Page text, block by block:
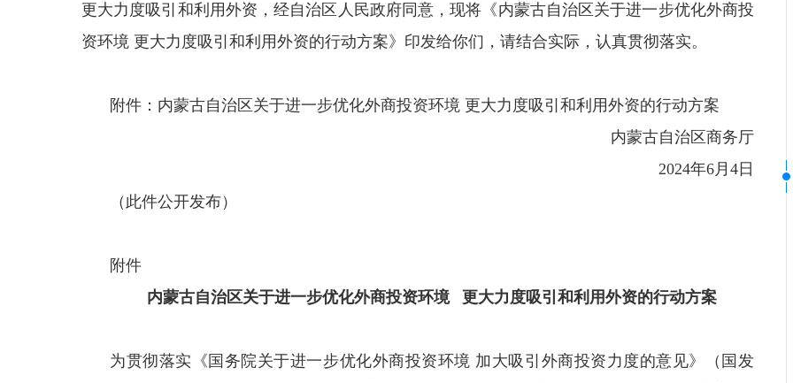
更大力度吸引和利用外资，经自治区人民政府同意，现将《内蒙古自治区关于进一步优化外商投
资环境 更大力度吸引和利用外资的行动方案》印发给你们，请结合实际，认真贯彻落实。
附件：内蒙古自治区关于进一步优化外商投资环境 更大力度吸引和利用外资的行动方案
内蒙古自治区商务厅
2024年6月4日
（此件公开发布）
附件
内蒙古自治区关于进一步优化外商投资环境 更大力度吸引和利用外资的行动方案
为贯彻落实《国务院关于进一步优化外商投资环境 加大吸引外商投资力度的意见》（国发